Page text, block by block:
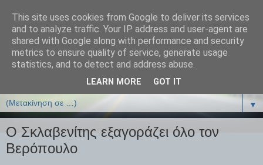
ΒΙΟΛΟΓΙΑonline.gr
Online Μαθήματα Βιολογίας
▼
Ο Σκλαβενίτης εξαγοράζει όλο τον
Βερόπουλο
This site uses cookies from Google to deliver its services
and to analyze traffic. Your IP address and user-agent are
shared with Google along with performance and security
metrics to ensure quality of service, generate usage
statistics, and to detect and address abuse.
LEARN MORE GOT IT